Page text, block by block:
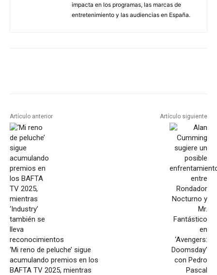
impacta en los programas, las marcas de
entretenimiento y las audiencias en España.
Artículo anterior
‘Mi reno de peluche’ sigue
acumulando premios en los
BAFTA TV 2025, mientras
Artículo siguiente